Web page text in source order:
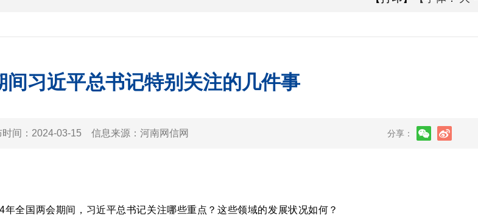
间习近平总书记特别关注的几件事
间： 2024-03-15 信息来源： 河南网信网 分享：
国两会期间，习近平总书记关注哪些重点？这些领域的发展状况如何？